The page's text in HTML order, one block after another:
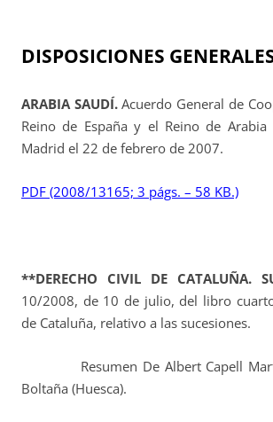
DISPOSICIONES
ARABIA SAUDÍ.Acuerdo General de
Reino de España y el Reino de Arabia
Madrid el 22 de febrero de 2007.
PDF (2008/13165; 3 págs. – 58 KB.)
**DERECHO CIVIL DE CATALUÑA.
10/2008, de 10 de julio, del libro
de Cataluña, relativo a las sucesiones.
Resumen De Albert Capell
Boltaña (Huesca).